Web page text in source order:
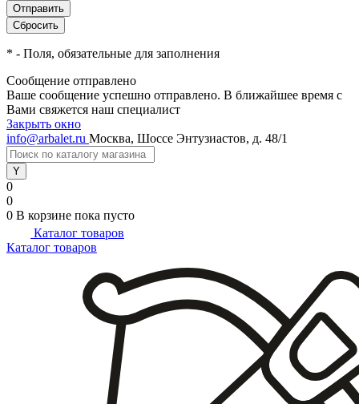
* - Поля, обязательные для заполнения
Сообщение отправлено
Ваше сообщение успешно отправлено. В ближайшее время с
Вами свяжется наш специалист
Закрыть окно
info@arbalet.ru Москва, Шоссе Энтузиастов, д. 48/1
0
0
0 В корзине пока пусто
Каталог товаров
Каталог товаров